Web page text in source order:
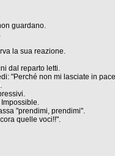
guardano.
la sua reazione.
dal reparto letti.
"Perché non mi lasciate in
"prendimi, prendimi".
quelle voci!!".